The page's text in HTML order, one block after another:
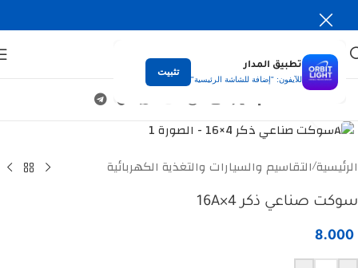
تطبيق المدار
للآيفون: "إضافة للشاشة الرئيسية"
تثبيت
Click to enlarge
الرئيسية/التقاسيم والسيارات والتغذية الكهربائية
سوكت صناعي ذكر 4×16A
8.000